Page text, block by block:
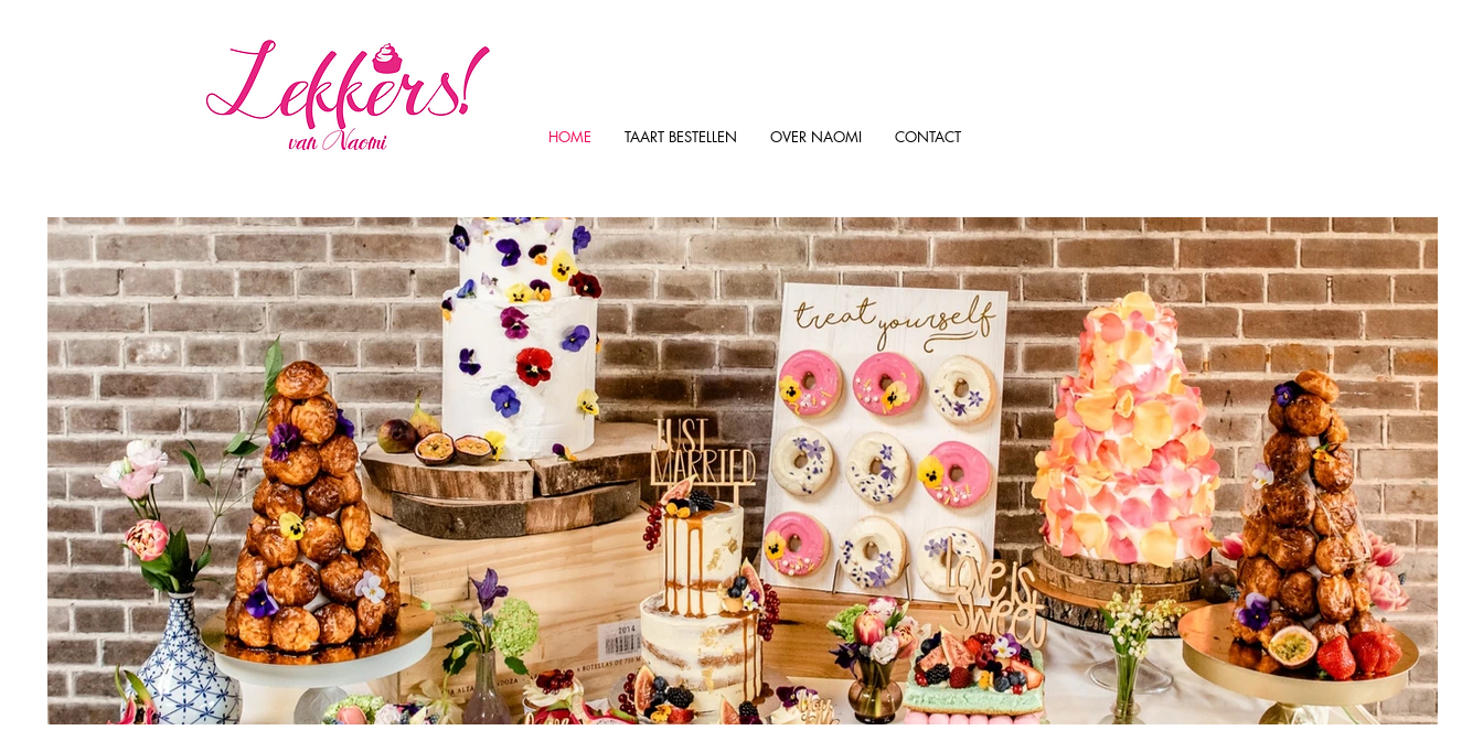
HOME TAART BESTELLEN OVER NAOMI CONTACT